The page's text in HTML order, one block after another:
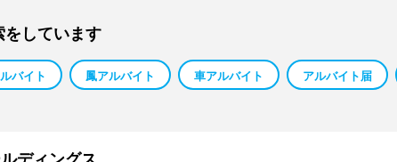
をしています
バイト 鳳アルバイト 車アルバイト アルバイト届